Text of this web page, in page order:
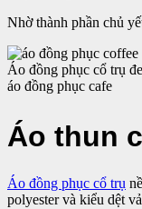
Nhờ thành phần chủ
Áo đồng phục cổ trụ
áo đồng phục cafe
Áo thun
Áo đồng phục cổ trụ
polyester và kiểu dệt